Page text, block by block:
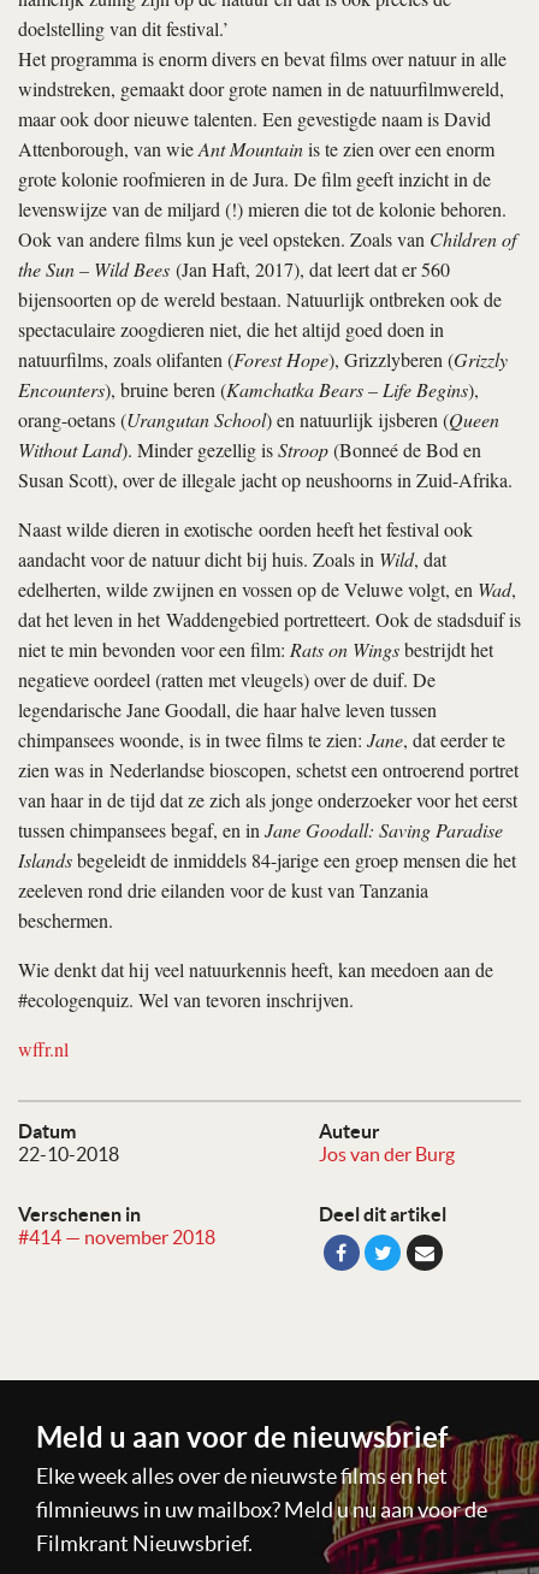
Datum
22-10-2018
Auteur
Jos van der Burg
Verschenen in
#414 — november 2018
Deel dit artikel
doelstelling van dit festival.’
Het programma is enorm divers en bevat films over natuur in alle
windstreken, gemaakt door grote namen in de natuurfilmwereld,
maar ook door nieuwe talenten. Een gevestigde naam is David
Attenborough, van wieAnt Mountainis te zien over een enorm
grote kolonie roofmieren in de Jura. De film geeft inzicht in de
levenswijze van de miljard (!) mieren die tot de kolonie behoren.
Ook van andere films kun je veel opsteken. Zoals van Children of
the Sun – Wild Bees (Jan Haft, 2017), dat leert dat er 560
bijensoorten op de wereld bestaan. Natuurlijk ontbreken ook de
spectaculaire zoogdieren niet, die het altijd goed doen in
natuurfilms, zoals olifanten (Forest Hope), Grizzlyberen (Grizzly
Encounters), bruine beren (Kamchatka Bears – Life Begins),
orang-oetans (Urangutan School) en natuurlijk ijsberen (Queen
Without Land). Minder gezellig isStroop(Bonneé de Bod en
Susan Scott), over de illegale jacht op neushoorns in Zuid-Afrika.
Naast wilde dieren in exotische oorden heeft het festival ook
aandacht voor de natuur dicht bij huis. Zoals in Wild, dat
edelherten, wilde zwijnen en vossen op de Veluwe volgt, en Wad,
dat het leven in het Waddengebied portretteert. Ook de stadsduif is
niet te min bevonden voor een film: Rats on Wingsbestrijdt het
negatieve oordeel (ratten met vleugels) over de duif. De
legendarische Jane Goodall, die haar halve leven tussen
chimpansees woonde, is in twee films te zien: Jane, dat eerder te
zien was in Nederlandse bioscopen, schetst een ontroerend portret
van haar in de tijd dat ze zich als jonge onderzoeker voor het eerst
tussen chimpansees begaf, en in Jane Goodall: Saving Paradise
Islandsbegeleidt de inmiddels 84-jarige een groep mensen die het
zeeleven rond drie eilanden voor de kust van Tanzania
beschermen.
Wie denkt dat hij veel natuurkennis heeft, kan meedoen aan de
#ecologenquiz. Wel van tevoren inschrijven.
wffr.nl
Meld u aan voor de nieuwsbrief
Elke week alles over de nieuwste films en het
filmnieuws in uw mailbox? Meld u nu aan voor de
Filmkrant Nieuwsbrief.